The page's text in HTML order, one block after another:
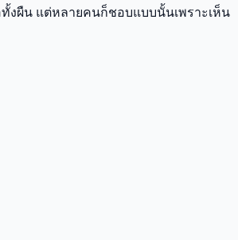
งผืน แต่หลายคนก็ชอบแบบนั้นเพราะเห็น